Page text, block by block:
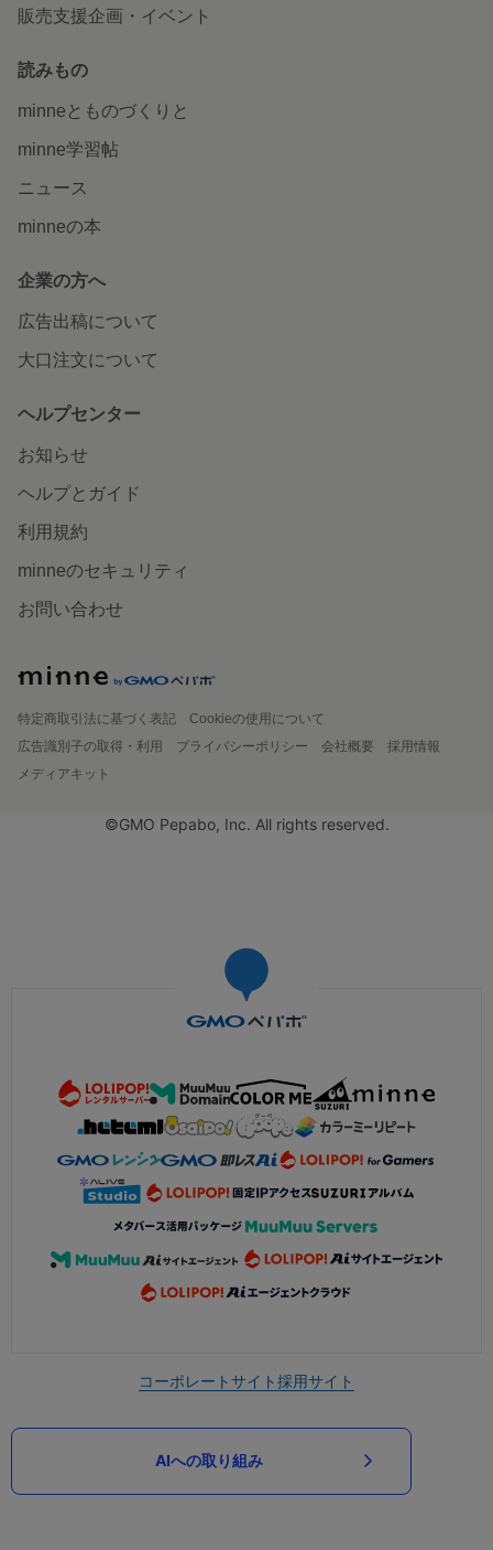
販売支援企画・イベント
読みもの
minneとものづくりと
minne学習帖
ニュース
minneの本
企業の方へ
広告出稿について
大口注文について
ヘルプセンター
お知らせ
ヘルプとガイド
利用規約
minneのセキュリティ
お問い合わせ
特定商取引法に基づく表記
Cookieの使用について
広告識別子の取得・利用
プライバシーポリシー 会社概要
採用情報
メディアキット
©GMO Pepabo, Inc. All rights reserved.
コーポレートサイト採用サイト
AIへの取り組み